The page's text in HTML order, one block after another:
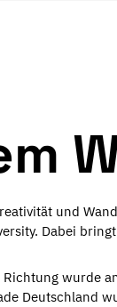
und
Dabei
wurde
Deutschland